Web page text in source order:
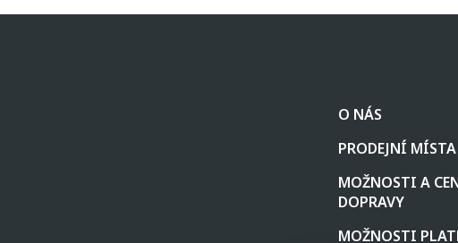
O NÁS
PRODEJNÍ MÍSTA
MOŽNOSTI A
DOPRAVY
MOŽNOSTI